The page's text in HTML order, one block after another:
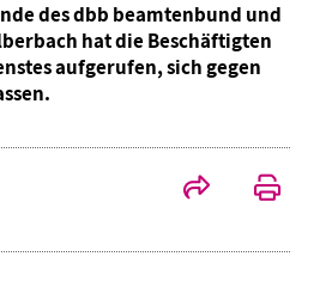
des dbb beamtenbund und
hat die Beschäftigten
aufgerufen, sich gegen